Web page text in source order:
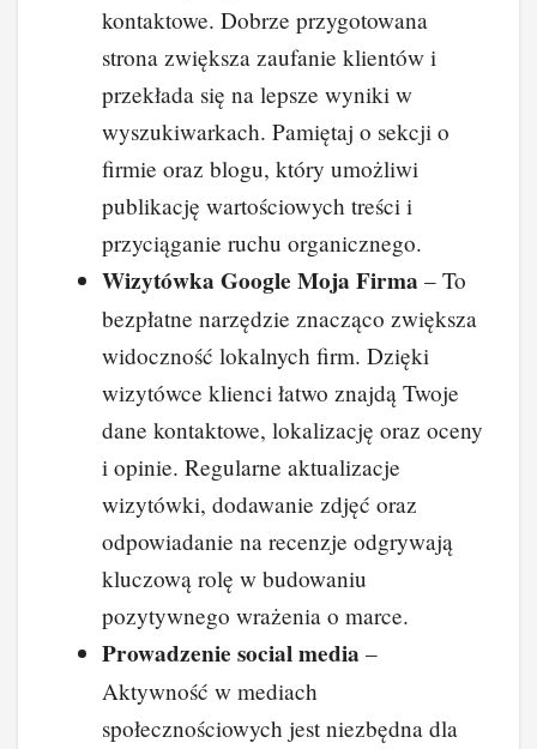
kontaktowe. Dobrze przygotowana
strona zwiększa zaufanie klientów i
przekłada się na lepsze wyniki w
wyszukiwarkach. Pamiętaj o sekcji o
firmie oraz blogu, który umożliwi
publikację wartościowych treści i
przyciąganie ruchu organicznego.
Wizytówka Google Moja Firma – To
bezpłatne narzędzie znacząco zwiększa
widoczność lokalnych firm. Dzięki
wizytówce klienci łatwo znajdą Twoje
dane kontaktowe, lokalizację oraz oceny
i opinie. Regularne aktualizacje
wizytówki, dodawanie zdjęć oraz
odpowiadanie na recenzje odgrywają
kluczową rolę w budowaniu
pozytywnego wrażenia o marce.
Prowadzenie social media –
Aktywność w mediach
społecznościowych jest niezbędna dla